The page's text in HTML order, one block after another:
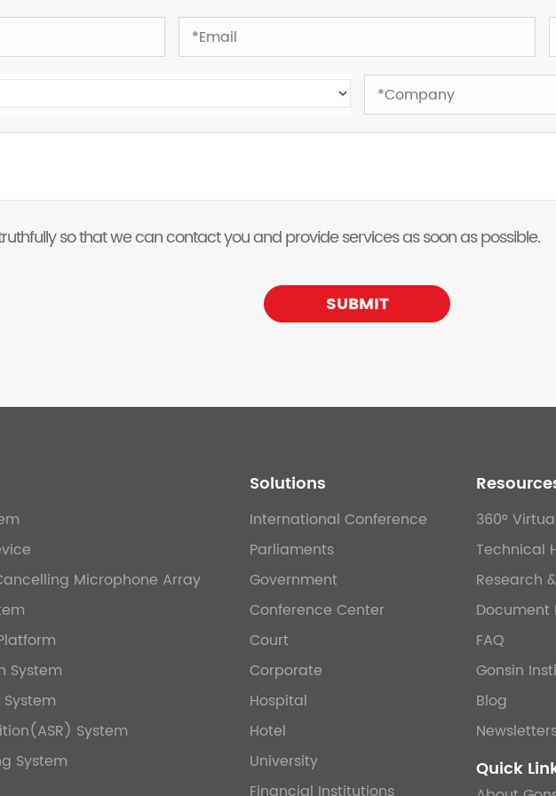
so that we can contact you and provide services as soon as possible.
SUBMIT
Microphone Array
System
System
System
Solutions
International Conference
Parliaments
Government
Conference Center
Court
Corporate
Hospital
Hotel
University
360°
Technical
Research
Document
FAQ
Gonsin
Blog
Quick